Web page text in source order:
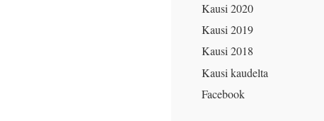
Kausi 2020
Kausi 2019
Kausi 2018
Kausi kaudelta
Facebook